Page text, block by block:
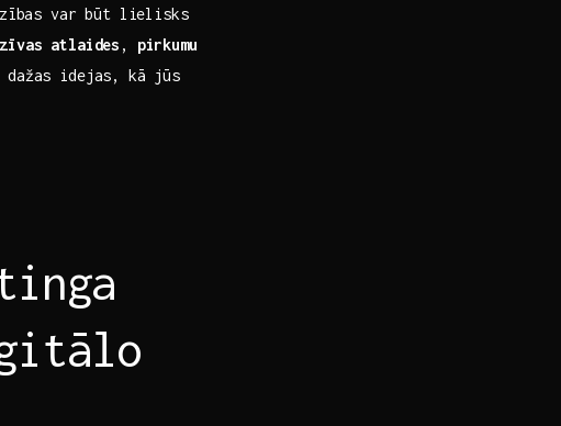
var būt lielisks
atlaides , pirkumu
idejas, kā jūs